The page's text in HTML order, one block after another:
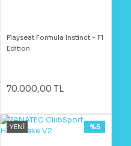
Playseat Formula Instinct - F1
Edition
70.000,00 TL
YENİ %5